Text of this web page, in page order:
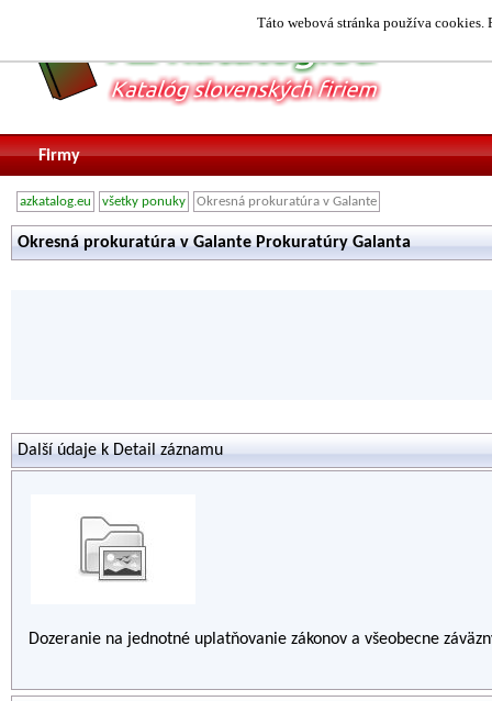
Táto webová stránka používa
Firmy
azkatalog.eu všetky ponuky Okresná prokuratúra v Galante
Okresná prokuratúra v Galante Prokuratúry Galanta
Další údaje k Detail záznamu
Dozeranie na jednotné uplatňovanie zákonov a všeobecne